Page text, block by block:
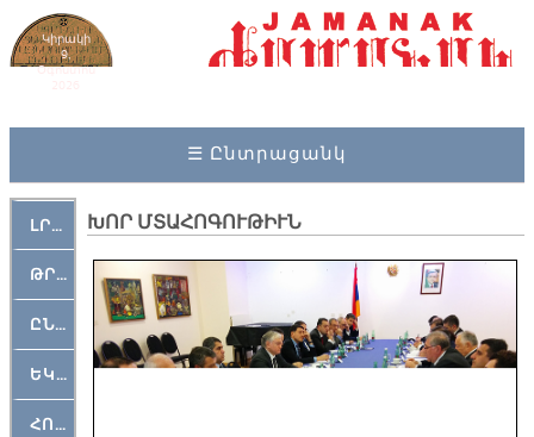
Կիրակի
9,
Օգոստոս
☰ Ընտրացանկ
ԼՐԱՀՈՍ
ԹՐՔԱՀԱՅ ԿԵԱՆՔ
ԸՆԿԵՐԱՄՇԱԿՈՒԹԱՅԻՆ
ԵԿԵՂԵՑԱԿԱՆ
ՀՈԳԵՄՏԱՒՈՐ
ԽՈՐ ՄՏԱՀՈԳՈՒԹԻՒՆ